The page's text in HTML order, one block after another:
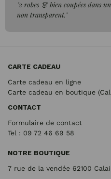
"2 robes 👗 bien coupées dans
non transparent."
CARTE CADEAU
Carte cadeau en ligne
Carte cadeau en boutique
CONTACT
Formulaire de contact
Tel : 09 72 46 69 58
NOTRE BOUTIQUE
7 rue de la vendée 62100